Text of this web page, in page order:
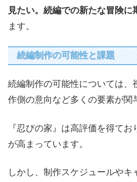
見たい。続編での新たな冒険に
ます。
続編制作の可能性と課題
続編制作の可能性については、
作側の意向など多くの要素が関
『忍びの家』は高評価を得て
が高まっています。
しかし、制作スケジュールやキ